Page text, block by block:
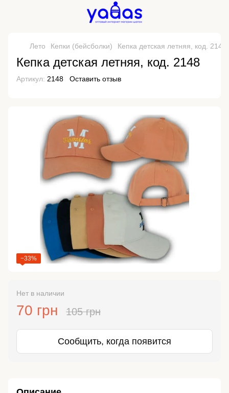
Лето Кепки (бейсболки) Кепка детская летняя, код. 2148
Кепка детская летняя, код. 2148
Артикул: 2148 Оставить отзыв
−33%
Нет в наличии
70 грн 105 грн
Сообщить, когда появится